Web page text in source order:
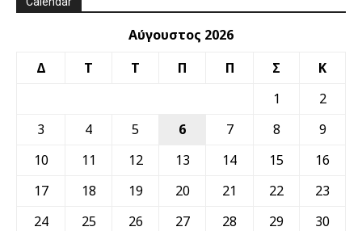
Αύγουστος 2026
Δ
Τ Τ Π Π Σ
Κ
1
2
3
4 5 6 7 8
9
10
11 12 13 14 15
16
17
18 19 20 21 22
23
24
25 26 27 28 29
30